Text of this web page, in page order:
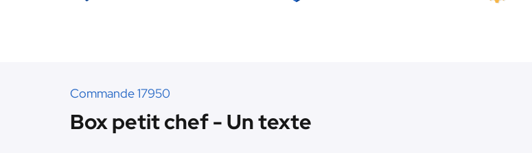
Commande 17950
Box petit chef - Un texte